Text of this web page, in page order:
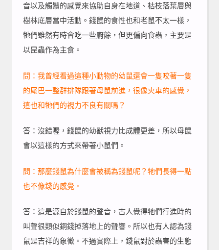
音以及觸鬚的感覺來協助自身在地道、枯枝落葉層與
樹林底層當中活動。錢鼠的食性也和老鼠不太一樣，
牠們雖然有時會吃一些廚餘，但更偏向食蟲，主要是
以昆蟲作為主食。
問：我曾經看過這種小動物的幼鼠還會一隻咬著一隻
的尾巴一整群排隊跟著母鼠前進，很像火車的感覺，
這也和牠們的視力不良有關嗎？
答：沒錯喔，錢鼠的幼獸視力比成體更差，所以母鼠
會以這樣的方式來帶著小鼠們。
問：那麼錢鼠為什麼會被稱為錢鼠呢？牠們長得一點
也不像錢的感覺。
答：這是源自於錢鼠的聲音，古人覺得牠們行進時的
叫聲很類似銅錢掉落地上的聲響。所以也有人認為錢
鼠是吉祥的象徵。不過實際上，錢鼠對於蟲害的生態